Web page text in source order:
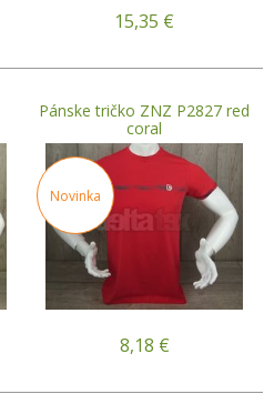
15,35 €
Pánske tričko ZNZ P2827 red
coral
Novinka
8,18 €